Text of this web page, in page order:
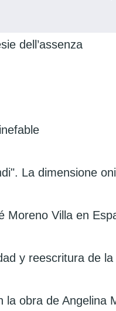
dell’assenza
La dimensione
Moreno Villa en
y reescritura de
la obra de Angelina